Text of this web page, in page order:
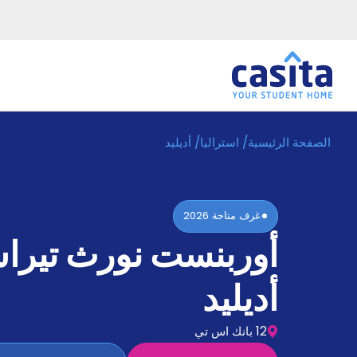
الرئيسية عربي AUD الصفحة الرئيسية/ استراليا/ أديليد
غرف متاحة 2026
أوربنست نورث
أديليد
12 بانك اس تي